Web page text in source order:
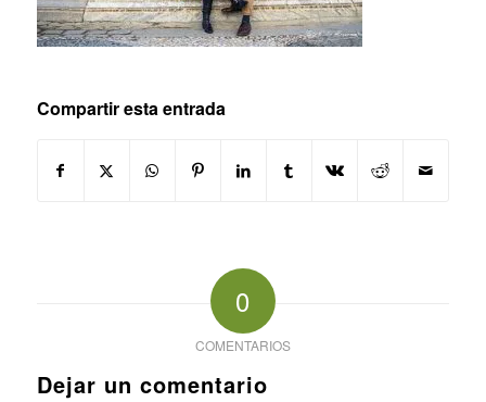
Compartir esta entrada
0
COMENTARIOS
Dejar un comentario